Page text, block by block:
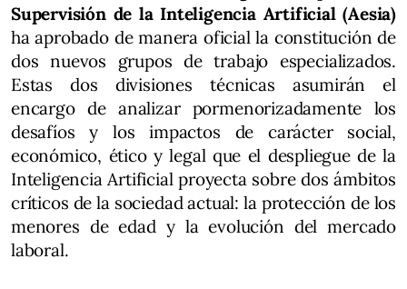
Supervisión de la Inteligencia Artificial (Aesia)
ha aprobado de manera oficial la constitución de
dos nuevos grupos de trabajo especializados.
Estas dos divisiones técnicas asumirán el
encargo de analizar pormenorizadamente los
desafíos y los impactos de carácter social,
económico, ético y legal que el despliegue de la
Inteligencia Artificial proyecta sobre dos ámbitos
críticos de la sociedad actual: la protección de los
menores de edad y la evolución del mercado
laboral.